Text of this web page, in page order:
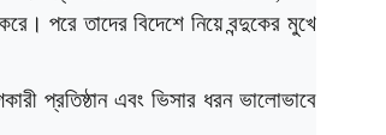
পরে তাদের বিদেশে নিয়ে বন্দুকের মুখে
প্রতিষ্ঠান এবং ভিসার ধরন ভালোভাবে